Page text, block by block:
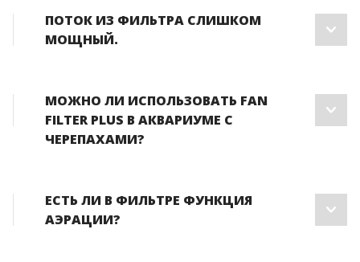
ПОТОК ИЗ ФИЛЬТРА СЛИШКОМ
МОЩНЫЙ.
МОЖНО ЛИ ИСПОЛЬЗОВАТЬ FAN
FILTER PLUS В АКВАРИУМЕ С
ЧЕРЕПАХАМИ?
ЕСТЬ ЛИ В ФИЛЬТРЕ ФУНКЦИЯ
АЭРАЦИИ?
ПОИСК